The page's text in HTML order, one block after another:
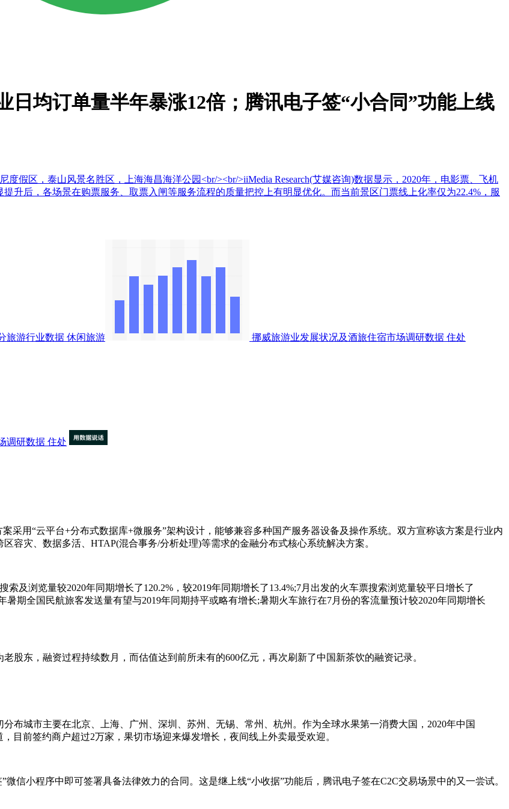
日均订单量半年暴涨12倍；腾讯电子签“小合同”功能上线
假区，泰山风景名胜区，上海海昌海洋公园<br/><br/>iiMedia Research(艾媒咨询)数据显示，2020年，电影票、飞机
升后，各场景在购票服务、取票入闸等服务流程的质量把控上有明显优化。而当前景区门票线上化率仅为22.4%，服
旅游行业数据 休闲旅游 挪威旅游业发展状况及酒旅住宿市场调研数据 住处
调研数据 住处
用“云平台+分布式数据库+微服务”架构设计，能够兼容多种国产服务器设备及操作系统。双方宣称该方案是行业内
容灾、数据多活、HTAP(混合事务/分析处理)等需求的金融分布式核心系统解决方案。
浏览量较2020年同期增长了120.2%，较2019年同期增长了13.4%;7月出发的火车票搜索浏览量较平日增长了
期全国民航旅客发送量有望与2019年同期持平或略有增长;暑期火车旅行在7月份的客流量预计较2020年同期增长
东，融资过程持续数月，而估值达到前所未有的600亿元，再次刷新了中国新茶饮的融资记录。
城市主要在北京、上海、广州、深圳、苏州、无锡、常州、杭州。作为全球水果第一消费大国，2020年中国
目前签约商户超过2万家，果切市场迎来爆发增长，夜间线上外卖最受欢迎。
小程序中即可签署具备法律效力的合同。这是继上线“小收据”功能后，腾讯电子签在C2C交易场景中的又一尝试。